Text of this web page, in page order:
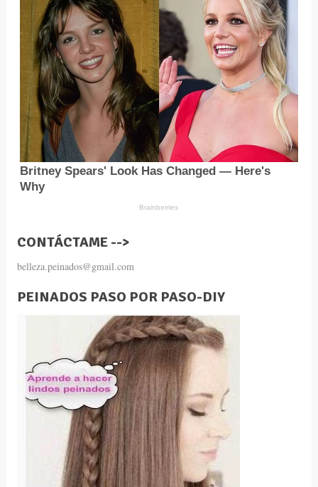
CONTÁCTAME -->
belleza.peinados@gmail.com
PEINADOS PASO POR PASO-DIY